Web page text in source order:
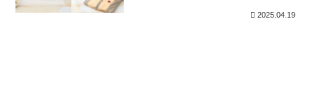
2025.04.19